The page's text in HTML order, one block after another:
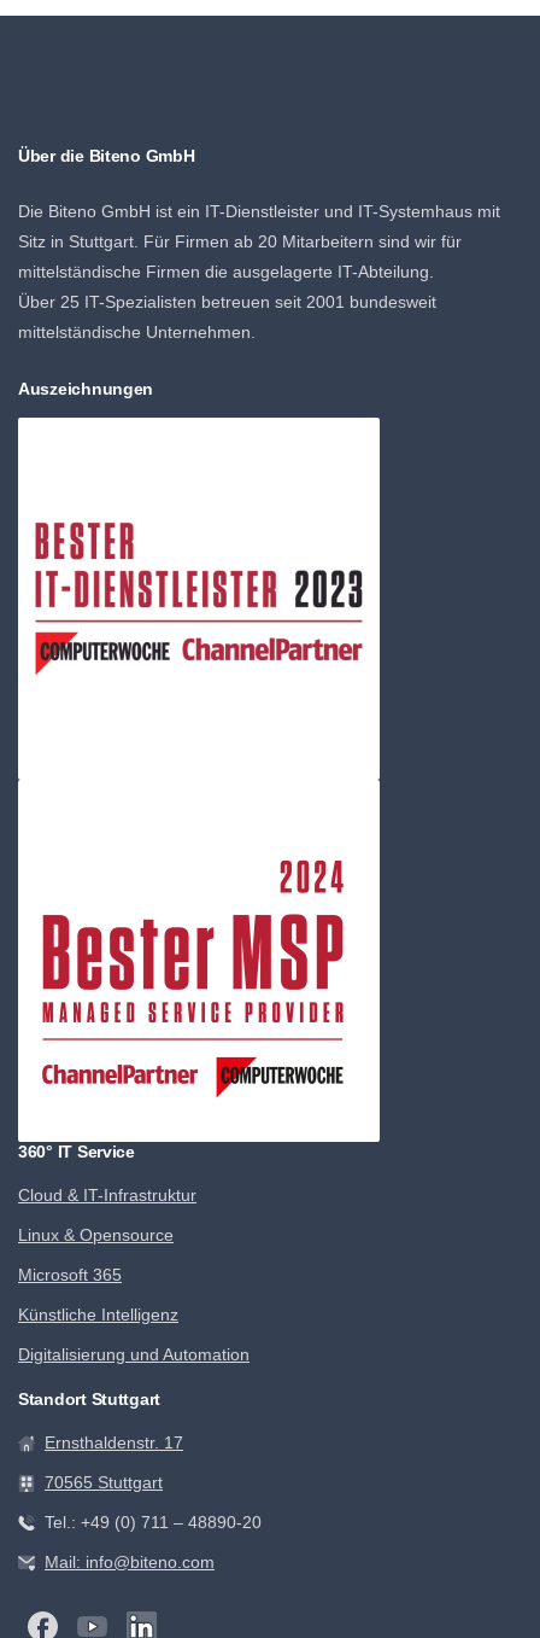
Über die Biteno GmbH
Die Biteno GmbH ist ein IT-Dienstleister und IT-Systemhaus mit
Sitz in Stuttgart. Für Firmen ab 20 Mitarbeitern sind wir für
mittelständische Firmen die ausgelagerte IT-Abteilung.
Über 25 IT-Spezialisten betreuen seit 2001 bundesweit
mittelständische Unternehmen.
Auszeichnungen
360° IT Service
Cloud & IT-Infrastruktur
Linux & Opensource
Microsoft 365
Künstliche Intelligenz
Digitalisierung und Automation
Standort Stuttgart
Ernsthaldenstr. 17
70565 Stuttgart
Tel.: +49 (0) 711 – 48890-20
Mail: info@biteno.com